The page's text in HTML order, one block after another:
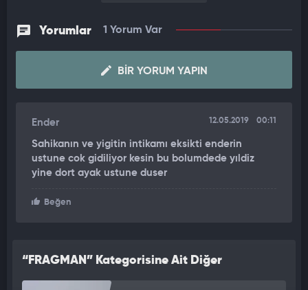
Yorumlar 1 Yorum Var
BIR YORUM YAPIN
Ender 12.05.2019 00:11
Sahikanın ve yigitin intikamı eksikti enderin
ustune cok gidiliyor kesin bu bolumdede yıldiz
yine dort ayak ustune duser
Beğen
“FRAGMAN” Kategorisine Ait Diğer
Videolar